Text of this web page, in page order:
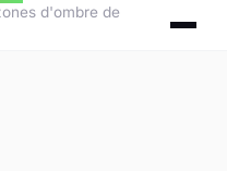
d'ombre de